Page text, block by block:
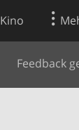
Kino
Feedback